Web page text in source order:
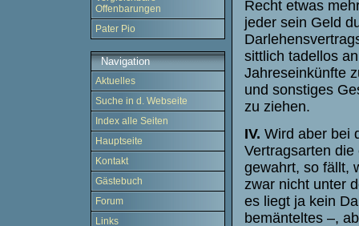
Offenbarungen
Pater Pio
Navigation
Aktuelles
Suche in d. Webseite
Index alle Seiten
Hauptseite
Kontakt
Gästebuch
Forum
Links
Recht etwas
jeder sein Geld
sittlich tadellos
Jahreseinkünfte
und sonstiges
zu ziehen.
IV. Wird aber bei
Vertragsarten
gewahrt, so fällt,
zwar nicht unter
es liegt ja kein
bemänteltes –,